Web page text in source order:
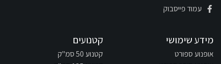
עמוד פייסבוק
מידע שימושי
אופנוע ספורט
קטנועים
קטנוע 50 סמ"ק